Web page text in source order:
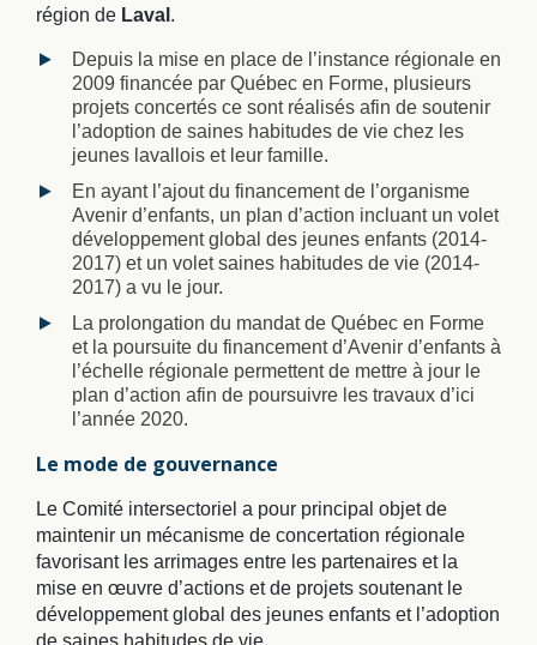
région de Laval .
Depuis la mise en place de l’instance régionale en
2009 financée par Québec en Forme, plusieurs
projets concertés ce sont réalisés afin de soutenir
l’adoption de saines habitudes de vie chez les
jeunes lavallois et leur famille.
En ayant l’ajout du financement de l’organisme
Avenir d’enfants, un plan d’action incluant un volet
développement global des jeunes enfants (2014-
2017) et un volet saines habitudes de vie (2014-
2017) a vu le jour.
La prolongation du mandat de Québec en Forme
et la poursuite du financement d’Avenir d’enfants à
l’échelle régionale permettent de mettre à jour le
plan d’action afin de poursuivre les travaux d’ici
l’année 2020.
Le mode de gouvernance
Le Comité intersectoriel a pour principal objet de
maintenir un mécanisme de concertation régionale
favorisant les arrimages entre les partenaires et la
mise en œuvre d’actions et de projets soutenant le
développement global des jeunes enfants et l’adoption
de saines habitudes de vie.